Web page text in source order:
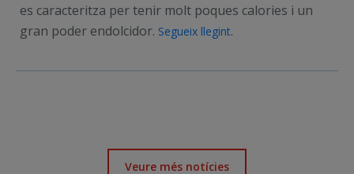
es caracteritza per tenir molt poques calories i un
gran poder endolcidor. Segueix llegint.
Veure més notícies